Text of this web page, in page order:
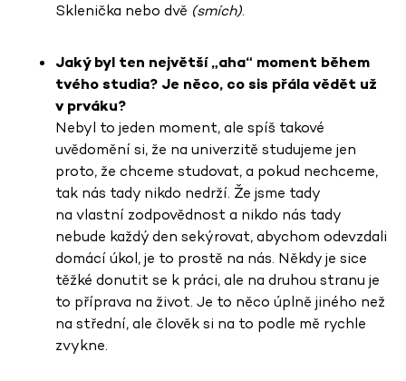
Sklenička nebo dvě (smích).
Jaký byl ten největší „aha“ moment během
tvého studia? Je něco, co sis přála vědět už
v prváku?
Nebyl to jeden moment, ale spíš takové
uvědomění si, že na univerzitě studujeme jen
proto, že chceme studovat, a pokud nechceme,
tak nás tady nikdo nedrží. Že jsme tady
na vlastní zodpovědnost a nikdo nás tady
nebude každý den sekýrovat, abychom odevzdali
domácí úkol, je to prostě na nás. Někdy je sice
těžké donutit se k práci, ale na druhou stranu je
to příprava na život. Je to něco úplně jiného než
na střední, ale člověk si na to podle mě rychle
zvykne.